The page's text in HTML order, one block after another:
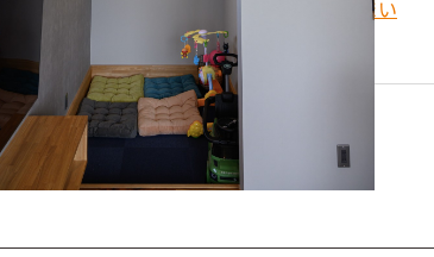
「趣味」になる。スキップフロアのある住まい